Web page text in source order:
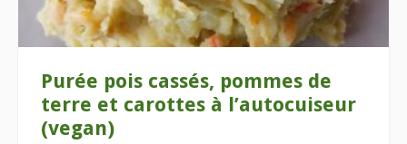
Purée pois cassés, pommes de
terre et carottes à l’autocuiseur
(vegan)